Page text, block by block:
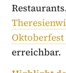
erreichbar.